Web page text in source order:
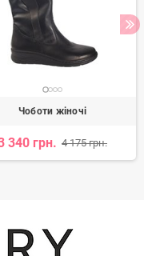
Чоботи жіночі
340 грн. 4 175 грн.